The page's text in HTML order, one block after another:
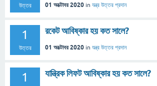
উত্তর 01 অক্টোবর 2020 in যন্ত্র উত্তর প্রদান
1
উত্তর
রকেট আবিষ্কার হয় কত সালে?
01 অক্টোবর 2020 in যন্ত্র উত্তর প্রদান
1 যান্ত্রিক লিফট আবিষ্কার হয় কত সালে?